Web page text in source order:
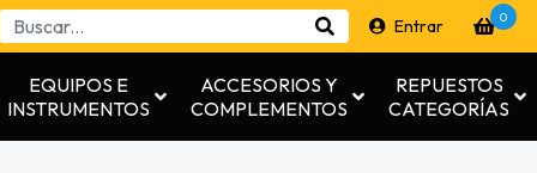
Entrar 0
EQUIPOS E
INSTRUMENTOS
ACCESORIOS Y
COMPLEMENTOS
REPUESTOS
CATEGORÍAS